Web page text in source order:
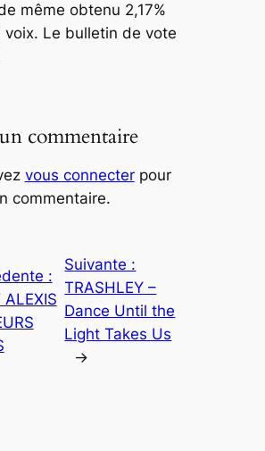
même obtenu 2,17%
voix. Le bulletin de vote
commentaire
vous connecterpour
commentaire.
:
ALEXIS
Suivante :
TRASHLEY –
Dance Until the
Light Takes Us
→